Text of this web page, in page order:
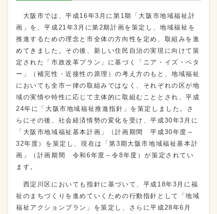
大阪市では、平成16年3月に第1期「大阪市地域福祉計
画」を、平成21年3月に第2期計画を策定し、地域福祉を
推進するための理念と市全体の方向性を定め、取組みを進
めてきました。その後、新しい住民自治の実現に向けて策
定された「市政改革プラン」に基づく「ニア・イズ・ベタ
ー」（補完性・近接性の原理）の考え方のもと、地域福祉
においても全市一律の取組みではなく、それぞれの区が地
域の実情や特性に応じて主体的に取組むこととされ、平成
24年に「大阪市地域福祉推進指針」を策定しました。さ
らにその後、社会経済情勢の変化を受け、平成30年3月に
「大阪市地域福祉基本計画」（計画期間 平成30年度～
32年度）を策定し、現在は「第3期大阪市地域福祉基本計
画」（計画期間 令和6年度～令8年度）が策定されてい
ます。
西淀川区においても指針に基づいて、平成18年3月に福
祉のまちづくりを進めていくための行動指針として「地域
福祉アクションプラン」を策定し、さらに平成28年6月